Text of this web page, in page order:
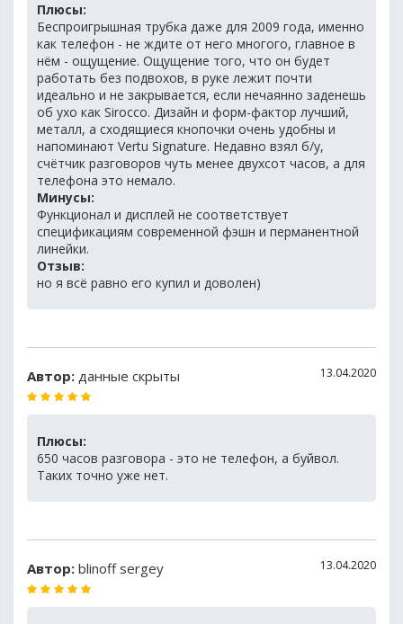
Плюсы:
Беспроигрышная трубка даже для 2009 года, именно
как телефон - не ждите от него многого, главное в
нём - ощущение. Ощущение того, что он будет
работать без подвохов, в руке лежит почти
идеально и не закрывается, если нечаянно заденешь
об ухо как Sirocco. Дизайн и форм-фактор лучший,
металл, а сходящиеся кнопочки очень удобны и
напоминают Vertu Signature. Недавно взял б/у,
счётчик разговоров чуть менее двухсот часов, а для
телефона это немало.
Минусы:
Функционал и дисплей не соответствует
спецификациям современной фэшн и перманентной
линейки.
Отзыв:
но я всё равно его купил и доволен)
Автор: данные скрыты 13.04.2020
Плюсы:
650 часов разговора - это не телефон, а буйвол.
Таких точно уже нет.
Автор: blinoff sergey 13.04.2020